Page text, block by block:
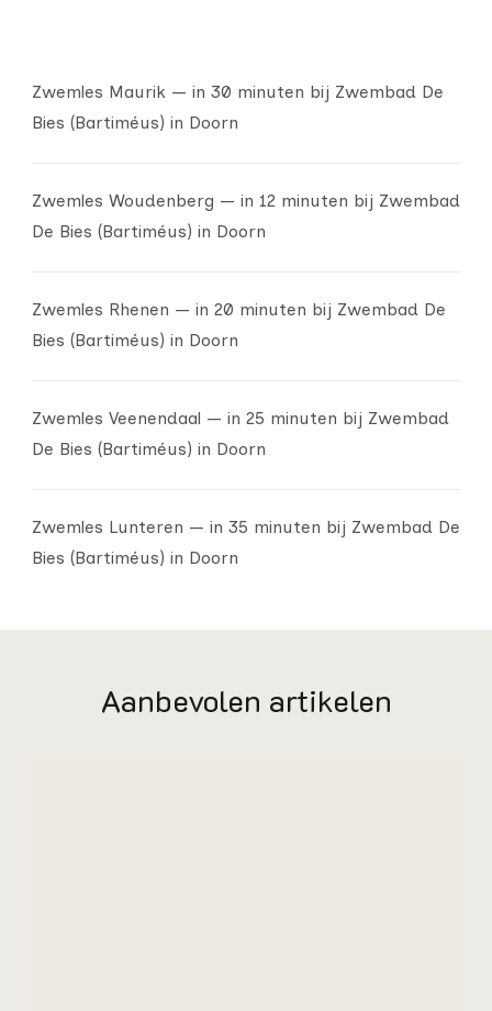
Zwemles Maurik — in 30 minuten bij Zwembad De
Bies (Bartiméus) in Doorn
Zwemles Woudenberg — in 12 minuten bij Zwembad
De Bies (Bartiméus) in Doorn
Zwemles Rhenen — in 20 minuten bij Zwembad De
Bies (Bartiméus) in Doorn
Zwemles Veenendaal — in 25 minuten bij Zwembad
De Bies (Bartiméus) in Doorn
Zwemles Lunteren — in 35 minuten bij Zwembad De
Bies (Bartiméus) in Doorn
Aanbevolen artikelen